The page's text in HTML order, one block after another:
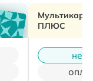
Мультикарта
ПЛЮС
нет